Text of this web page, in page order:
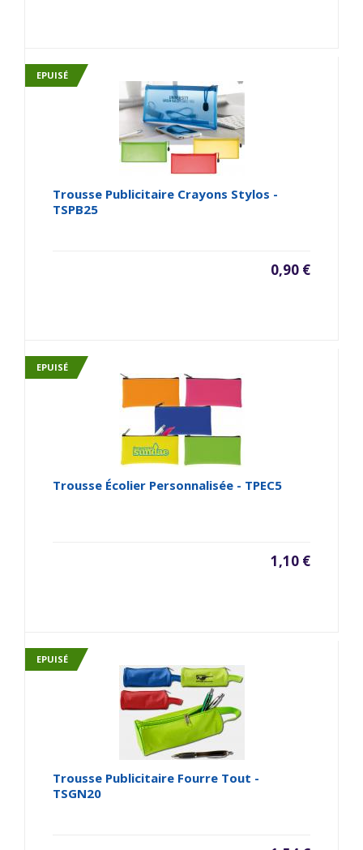
EPUISÉ
Trousse Publicitaire Crayons Stylos -
TSPB25
0,90 €
EPUISÉ
Trousse Écolier Personnalisée - TPEC5
1,10 €
EPUISÉ
Trousse Publicitaire Fourre Tout -
TSGN20